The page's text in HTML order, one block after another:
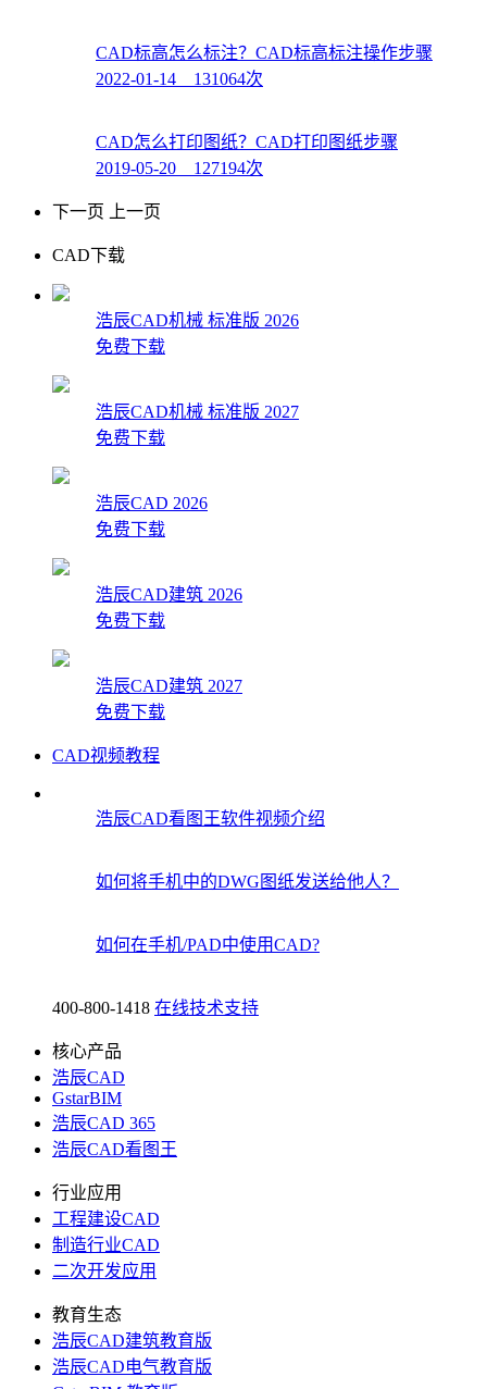
CAD标高怎么标注？CAD标高标注操作步骤
2022-01-14 131064次
CAD怎么打印图纸？CAD打印图纸步骤
2019-05-20 127194次
下一页 上一页
CAD下载
浩辰CAD机械 标准版 2026
免费下载
浩辰CAD机械 标准版 2027
免费下载
浩辰CAD 2026
免费下载
浩辰CAD建筑 2026
免费下载
浩辰CAD建筑 2027
免费下载
CAD视频教程
浩辰CAD看图王软件视频介绍
如何将手机中的DWG图纸发送给他人？
如何在手机/PAD中使用CAD?
400-800-1418 在线技术支持
核心产品
浩辰CAD
GstarBIM
浩辰CAD 365
浩辰CAD看图王
行业应用
工程建设CAD
制造行业CAD
二次开发应用
教育生态
浩辰CAD建筑教育版
浩辰CAD电气教育版